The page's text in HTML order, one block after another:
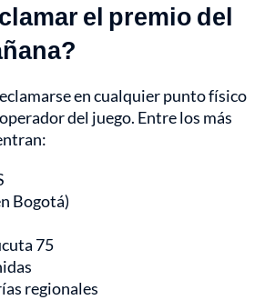
el premio del
en cualquier punto físico
del juego. Entre los más
Bogotá)
75
regionales